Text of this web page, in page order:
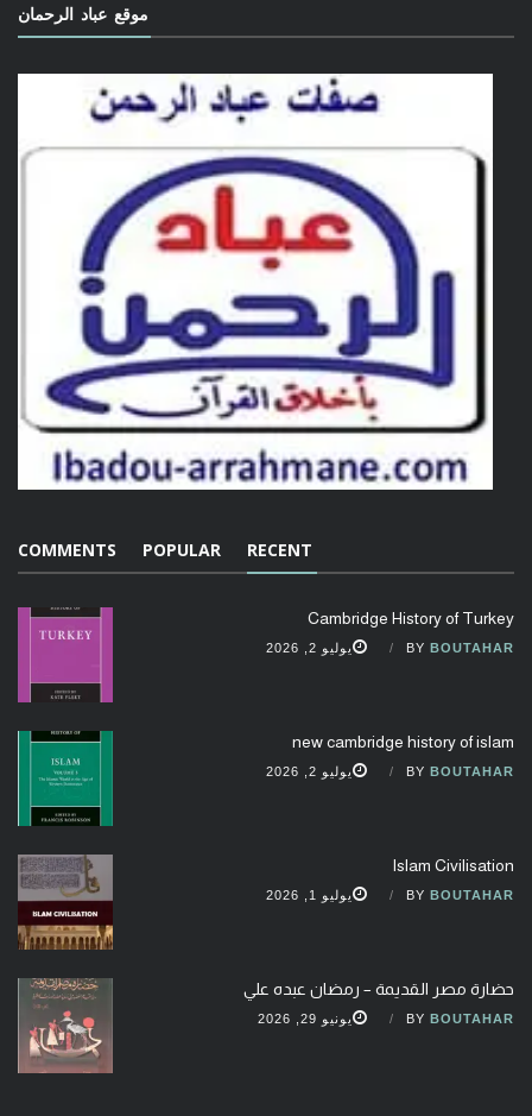
موقع عباد الرحمان
RECENT
POPULAR
COMMENTS
Cambridge History of Turkey
BY BOUTAHAR يوليو 2, 2026
new cambridge history of islam
BY BOUTAHAR يوليو 2, 2026
Islam Civilisation
BY BOUTAHAR يوليو 1, 2026
حضارة مصر القديمة – رمضان عبده علي
BY BOUTAHAR يونيو 29, 2026